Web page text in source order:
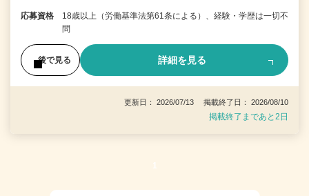
応募資格
18歳以上（労働基準法第61条による）、経験・学歴は一切不
問
後で見る 詳細を見る
更新日： 2026/07/13 掲載終了日： 2026/08/10
掲載終了まであと2日
1